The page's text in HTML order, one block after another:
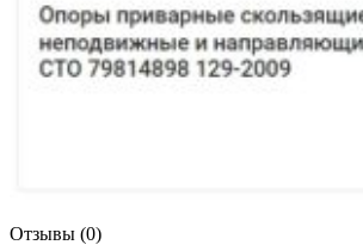
Отзывы (0)